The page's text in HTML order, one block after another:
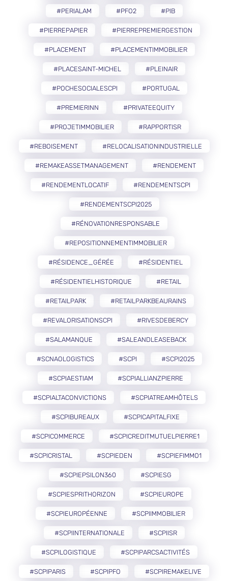
#PERIALAM #PFO2 #PIB
#PIERREPAPIER #PIERREPREMIERGESTION
#PLACEMENT #PLACEMENTIMMOBILIER
#PLACESAINT-MICHEL #PLEINAIR
#POCHESOCIALESCPI #PORTUGAL
#PREMIERINN #PRIVATEEQUITY
#PROJETIMMOBILIER #RAPPORTISR
#REBOISEMENT #RELOCALISATIONINDUSTRIELLE
#REMAKEASSETMANAGEMENT #RENDEMENT
#RENDEMENTLOCATIF #RENDEMENTSCPI
#RENDEMENTSCPI2025
#RÉNOVATIONRESPONSABLE
#REPOSITIONNEMENTIMMOBILIER
#RÉSIDENCE_GÉRÉE #RÉSIDENTIEL
#RÉSIDENTIELHISTORIQUE #RETAIL
#RETAILPARK #RETAILPARKBEAURAINS
#REVALORISATIONSCPI #RIVESDEBERCY
#SALAMANQUE #SALEANDLEASEBACK
#SCNAOLOGISTICS #SCPI #SCPI2025
#SCPIAESTIAM #SCPIALLIANZPIERRE
#SCPIALTACONVICTIONS #SCPIATREAMHÔTELS
#SCPIBUREAUX #SCPICAPITALFIXE
#SCPICOMMERCE #SCPICREDITMUTUELPIERRE1
#SCPICRISTAL #SCPIEDEN #SCPIEFIMMO1
#SCPIEPSILON360 #SCPIESG
#SCPIESPRITHORIZON #SCPIEUROPE
#SCPIEUROPÉENNE #SCPIIMMOBILIER
#SCPIINTERNATIONALE #SCPIISR
#SCPILOGISTIQUE #SCPIPARCSACTIVITÉS
#SCPIPARIS #SCPIPFO #SCPIREMAKELIVE